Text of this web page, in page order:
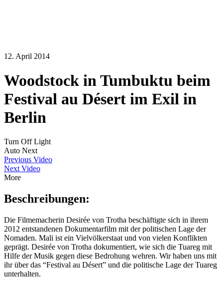
12. April 2014
Woodstock in Tumbuktu beim
Festival au Désert im Exil in
Berlin
Turn Off Light
Auto Next
Previous Video
Next Video
More
Beschreibungen:
Die Filmemacherin Desirée von Trotha beschäftigte sich in ihrem
2012 entstandenen Dokumentarfilm mit der politischen Lage der
Nomaden. Mali ist ein Vielvölkerstaat und von vielen Konflikten
geprägt. Desirée von Trotha dokumentiert, wie sich die Tuareg mit
Hilfe der Musik gegen diese Bedrohung wehren. Wir haben uns mit
ihr über das “Festival au Désert” und die politische Lage der Tuareg
unterhalten.